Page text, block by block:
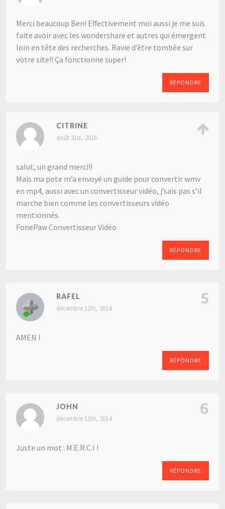
Merci beaucoup Ben! Effectivement moi aussi je me suis
faite avoir avec les wondershare et autres qui émergent
loin en tête des recherches. Ravie d’être tombée sur
votre site!! Ça fonctionne super!
RÉPONDRE
CITRINE
août 31st, 2016
salut, un grand merci!!
Mais ma pote m’a envoyé un guide pour convertir wmv
en mp4, aussi avec un convertisseur vidéo, j’sais pas s’il
marche bien comme les convertisseurs vidéo
mentionnés.
FonePaw Convertisseur Vidéo
RÉPONDRE
RAFEL
décembre 11th, 2014
AMEN !
RÉPONDRE
5
JOHN
décembre 11th, 2014
Juste un mot : M.E.R.C.I !
RÉPONDRE
6